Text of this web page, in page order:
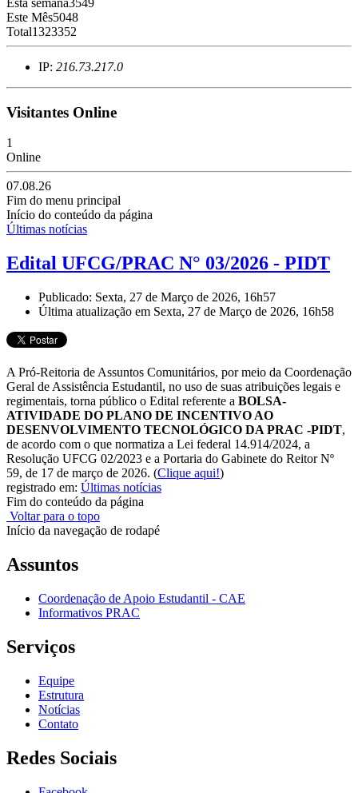
Esta semana3549
Este Mês5048
Total1323352
IP: 216.73.217.0
Visitantes Online
1
Online
07.08.26
Fim do menu principal
Início do conteúdo da página
Últimas notícias
Edital UFCG/PRAC N° 03/2026 - PIDT
Publicado: Sexta, 27 de Março de 2026, 16h57
Última atualização em Sexta, 27 de Março de 2026, 16h58
A Pró-Reitoria de Assuntos Comunitários, por meio da Coordenação
Geral de Assistência Estudantil, no uso de suas atribuições legais e
regimentais, torna público o Edital referente a BOLSA-
ATIVIDADE DO PLANO DE INCENTIVO AO
DESENVOLVIMENTO TECNOLÓGICO DA PRAC -PIDT,
de acordo com o que normatiza a Lei federal 14.914/2024, a
Resolução UFCG 02/2023 e a Portaria do Gabinete do Reitor Nº
59, de 17 de março de 2026. (Clique aqui!)
registrado em: Últimas notícias
Fim do conteúdo da página
Voltar para o topo
Início da navegação de rodapé
Assuntos
Coordenação de Apoio Estudantil - CAE
Informativos PRAC
Serviços
Equipe
Estrutura
Notícias
Contato
Redes Sociais